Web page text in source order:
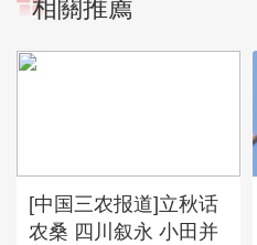
相關推薦
[中国三农报道]立秋话
农桑 四川叙永 小田并